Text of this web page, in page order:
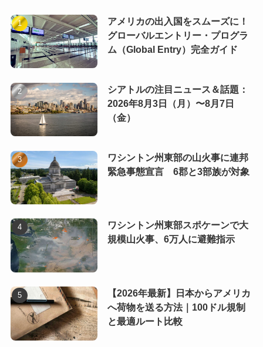
アメリカの出入国をスムーズに！
グローバルエントリー・プログラ
ム（Global Entry）完全ガイド
シアトルの注目ニュース＆話題：
2026年8月3日（月）〜8月7日
（金）
ワシントン州東部の山火事に連邦
緊急事態宣言 6郡と3部族が対象
ワシントン州東部スポケーンで大
規模山火事、6万人に避難指示
【2026年最新】日本からアメリカ
へ荷物を送る方法｜100ドル規制
と最適ルート比較